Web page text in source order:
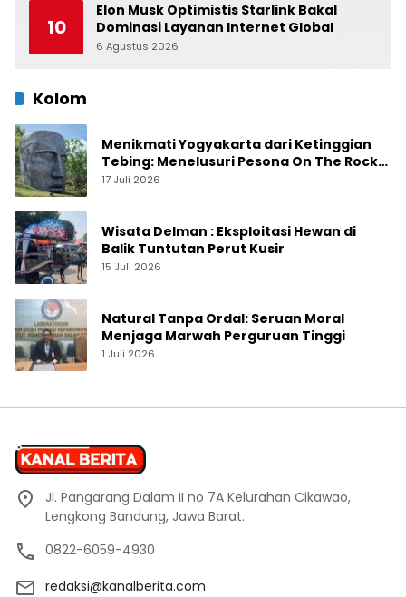
10
Elon Musk Optimistis Starlink Bakal
Dominasi Layanan Internet Global
6 Agustus 2026
Kolom
Menikmati Yogyakarta dari Ketinggian
Tebing: Menelusuri Pesona On The Rock
Jogja yang Sedang Naik Daun
17 Juli 2026
Wisata Delman : Eksploitasi Hewan di
Balik Tuntutan Perut Kusir
15 Juli 2026
Natural Tanpa Ordal: Seruan Moral
Menjaga Marwah Perguruan Tinggi
1 Juli 2026
Jl. Pangarang Dalam II no 7A Kelurahan Cikawao,
Lengkong Bandung, Jawa Barat.
0822-6059-4930
redaksi@kanalberita.com